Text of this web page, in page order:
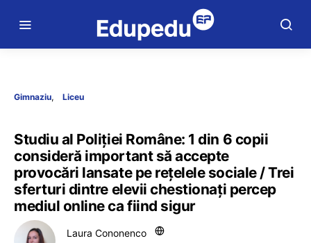
Gimnaziu Liceu
Studiu al Poliţiei Române: 1 din 6 copii
consideră important să accepte
provocări lansate pe reţelele sociale / Trei
sferturi dintre elevii chestionați percep
mediul online ca fiind sigur
Laura Cononenco